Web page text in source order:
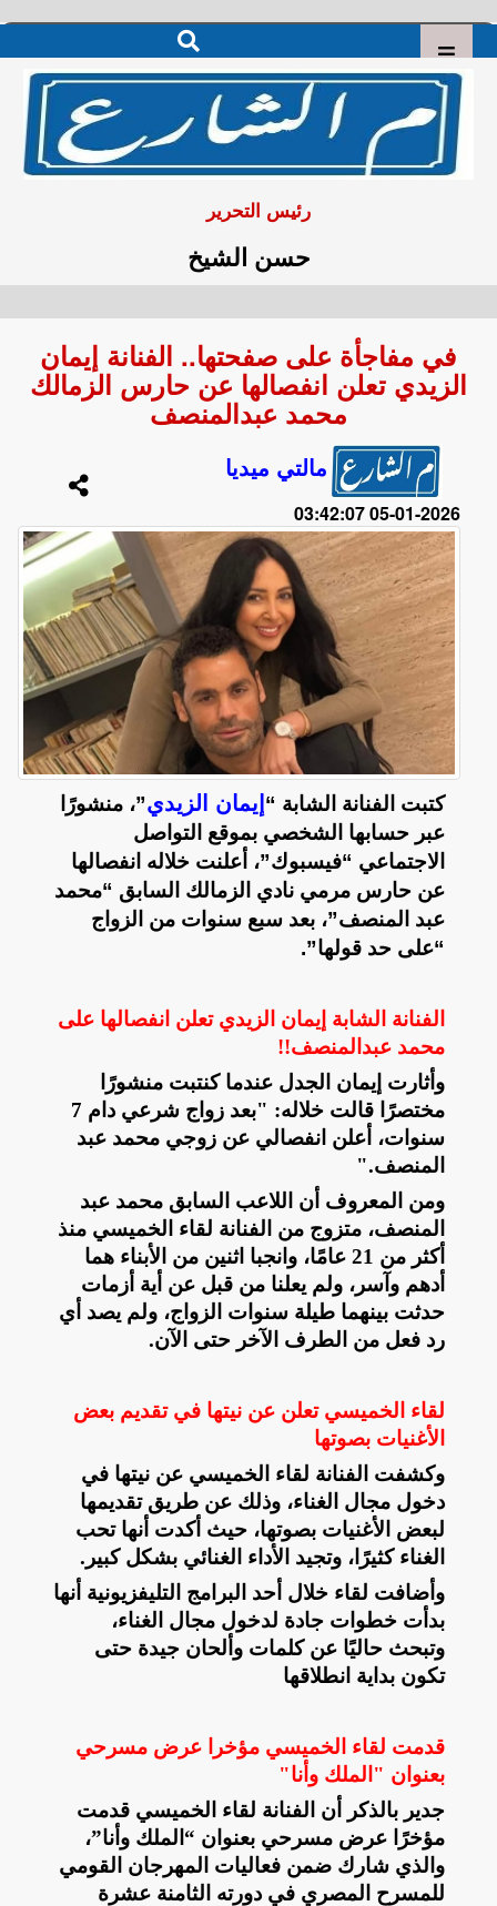
رئيس التحرير
حسن الشيخ
في مفاجأة على صفحتها.. الفنانة إيمان
الزيدي تعلن انفصالها عن حارس الزمالك
محمد عبدالمنصف
مالتي ميديا
2026-01-05 03:42:07
كتبت الفنانة الشابة “ إيمان الزيدي”، منشورًا
عبر حسابها الشخصي بموقع التواصل
الاجتماعي “فيسبوك”، أعلنت خلاله انفصالها
عن حارس مرمي نادي الزمالك السابق “محمد
عبد المنصف”، بعد سبع سنوات من الزواج
“على حد قولها”.
الفنانة الشابة إيمان الزيدي تعلن انفصالها على
محمد عبدالمنصف!!
وأثارت إيمان الجدل عندما كنتبت منشورًا
مختصرًا قالت خلاله: "بعد زواج شرعي دام 7
سنوات، أعلن انفصالي عن زوجي محمد عبد
المنصف".
ومن المعروف أن اللاعب السابق محمد عبد
المنصف، متزوج من الفنانة لقاء الخميسي منذ
أكثر من 21 عامًا، وانجبا اثنين من الأبناء هما
أدهم وآسر، ولم يعلنا من قبل عن أية أزمات
حدثت بينهما طيلة سنوات الزواج، ولم يصد أي
رد فعل من الطرف الآخر حتى الآن.
لقاء الخميسي تعلن عن نيتها في تقديم بعض
الأغنيات بصوتها
وكشفت الفنانة لقاء الخميسي عن نيتها في
دخول مجال الغناء، وذلك عن طريق تقديمها
لبعض الأغنيات بصوتها، حيث أكدت أنها تحب
الغناء كثيرًا، وتجيد الأداء الغنائي بشكل كبير .
وأضافت لقاء خلال أحد البرامج التليفزيونية أنها
بدأت خطوات جادة لدخول مجال الغناء،
وتبحث حاليًا عن كلمات وألحان جيدة حتى
تكون بداية انطلاقها
قدمت لقاء الخميسي مؤخرا عرض مسرحي
بعنوان "الملك وأنا"
جدير بالذكر أن الفنانة لقاء الخميسي قدمت
مؤخرًا عرض مسرحي بعنوان “الملك وأنا”،
والذي شارك ضمن فعاليات المهرجان القومي
للمسرح المصري في دورته الثامنة عشرة